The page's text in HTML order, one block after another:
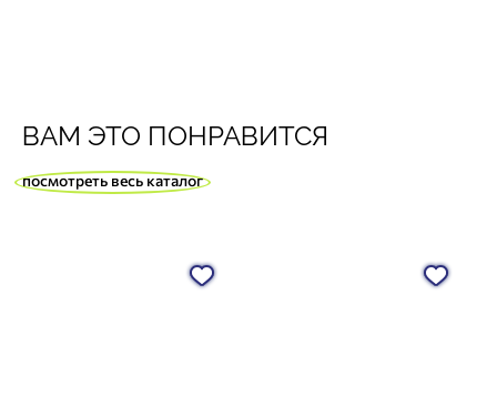
ВАМ ЭТО ПОНРАВИТСЯ
посмотреть весь каталог